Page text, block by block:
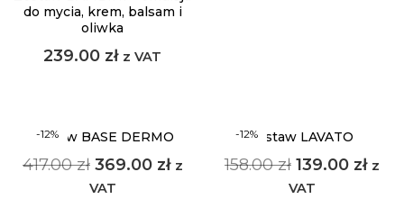
do mycia, krem, balsam i
oliwka
239.00 zł z VAT
-12%
zestaw BASE DERMO
417.00zł 369.00 zł z
VAT
-12%zestaw LAVATO
158.00zł 139.00 zł z
VAT